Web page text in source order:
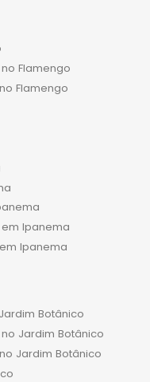
Rio
as
Tudo
tem
Flamengo
Flamengo
Ipanema
Ipanema
Botânico
Jardim Botânico
Jardim Botânico